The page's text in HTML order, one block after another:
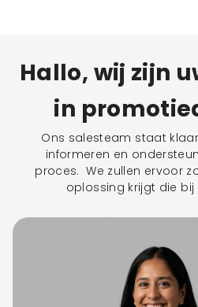
Hallo, wij zijn
in
Ons salesteam staat
informeren en
proces. We zullen ervoor
oplossing krijgt die